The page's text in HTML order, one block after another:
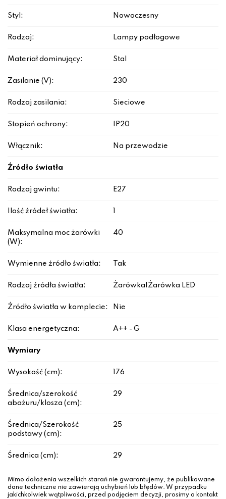
Styl: Nowoczesny
Rodzaj: Lampy podłogowe
Materiał dominujący: Stal
Zasilanie (V): 230
Rodzaj zasilania: Sieciowe
Stopień ochrony: IP20
Włącznik: Na przewodzie
Źródło światła
Rodzaj gwintu: E27
Ilość źródeł światła:
Maksymalna moc żarówki
(W):
40
Wymienne źródło światła: Tak
Rodzaj źródła światła: Żarówka|Żarówka LED
Źródło światła w komplecie: Nie
Klasa energetyczna: A++ - G
Wymiary
Wysokość (cm): 176
Średnica/szerokość
abażuru/klosza (cm):
29
Średnica/Szerokość
podstawy (cm):
25
Średnica (cm): 29
Mimo dołożenia wszelkich starań nie gwarantujemy, że publikowane
dane techniczne nie zawierają uchybień lub błędów. W przypadku
jakichkolwiek wątpliwości, przed podjęciem decyzji, prosimy o kontakt